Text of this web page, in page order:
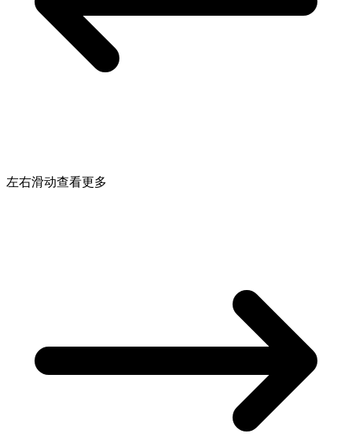
左右滑动查看更多